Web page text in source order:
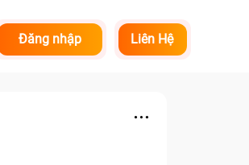
Liên Hệ
Đăng nhập